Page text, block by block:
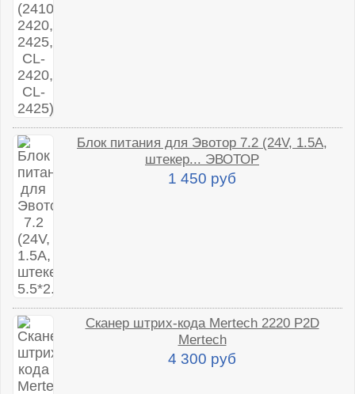
Блок питания для Эвотор 7.2 (24V, 1.5A,
штекер... ЭВОТОР
1 450 руб
Сканер штрих-кода Mertech 2220 P2D
Mertech
4 300 руб